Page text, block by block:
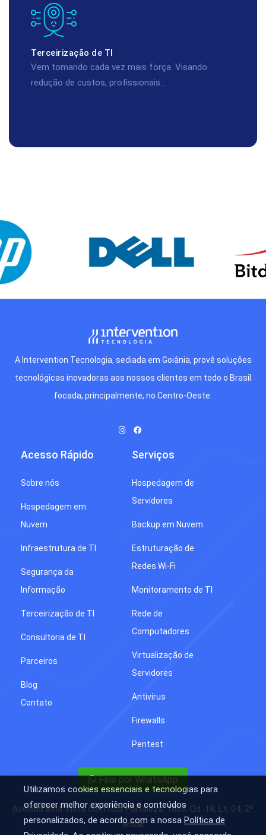
Terceirização de TI
Vem tomando cada vez mais força. Visando
redução de custos, profissionais...
A Intervention Tecnologia, sediada em Goiânia, provê soluções
tecnológicas inovadoras aos nossos clientes em todo o Brasil
focada, principalmente, no Centro-Oeste.
Acesso Rápido
Sobre nós
Hospedagem em
Nuvem
Infraestrutura de TI
Segurança da
Informação
Terceirização de TI
Consultoria de TI
Parceiros
Blog
Contato
Serviços
Hospedagem de
Servidores
Backup em Nuvem
Estruturação de
Redes Wi-Fi
Monitoramento de TI
Rede de
Computadores
Virtualização de
Servidores
Antivírus
Firewalls
Pentest
Fale por WhatsApp
Avenida Bela Vista com Rua Fortaleza, 1003, Qd. 18, Lt. 04, 2º
andar
Utilizamos cookies essenciais e tecnologias para
oferecer melhor experiência e conteúdos
personalizados, de acordo com a nossa Política de